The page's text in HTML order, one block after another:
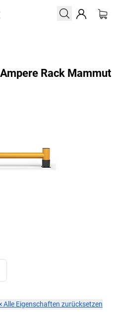
Rack Mammut
Alle Eigenschaften zurücksetzen